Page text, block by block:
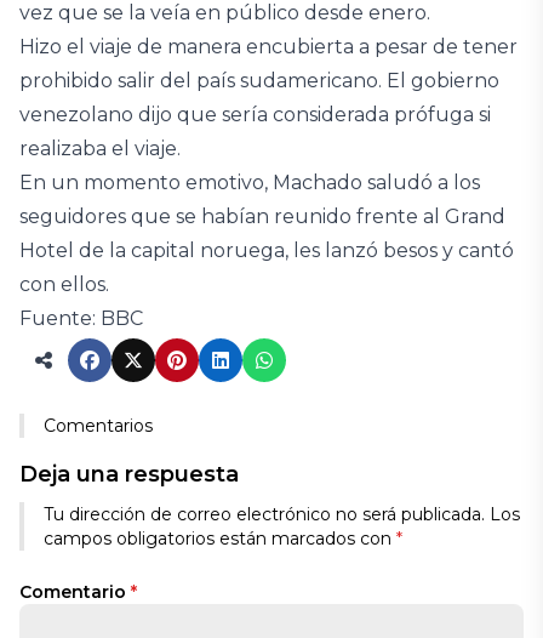
vez que se la veía en público desde enero.
Hizo el viaje de manera encubierta a pesar de tener
prohibido salir del país sudamericano. El gobierno
venezolano dijo que sería considerada prófuga si
realizaba el viaje.
En un momento emotivo, Machado saludó a los
seguidores que se habían reunido frente al Grand
Hotel de la capital noruega, les lanzó besos y cantó
con ellos.
Fuente: BBC
Comentarios
Deja una respuesta
Tu dirección de correo electrónico no será publicada. Los
campos obligatorios están marcados con *
Comentario *